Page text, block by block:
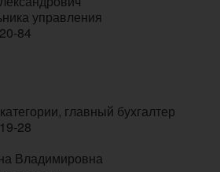
управления
84
главный бухгалтер
28
Владимировна